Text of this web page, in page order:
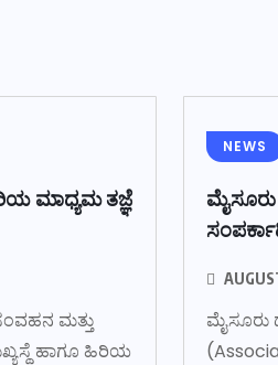
ಮಾಧ್ಯಮ ತಜ್ಞೆ
ಮತ್ತು
ಹಾಗೂ ಹಿರಿಯ
NEWS
ಮೈಸೂರು